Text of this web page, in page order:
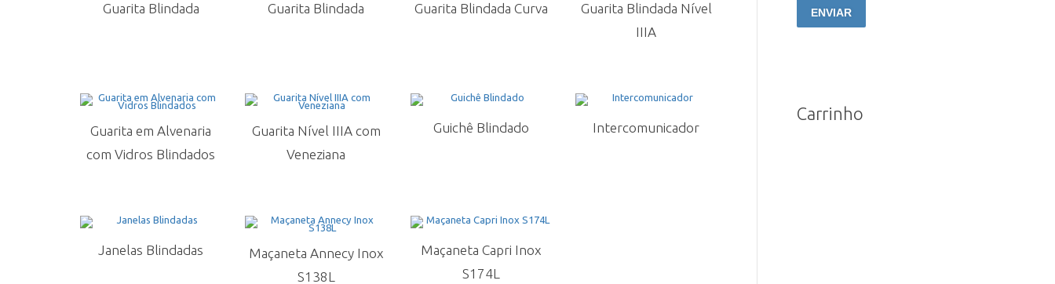
Guarita Blindada Guarita Blindada Guarita Blindada Curva
Guarita Blindada Nível
IIIA
Guarita em Alvenaria
com Vidros Blindados
Guarita Nível IIIA com
Veneziana
Guichê Blindado Intercomunicador
Janelas Blindadas
Maçaneta Annecy Inox
S138L
Maçaneta Capri Inox
S174L
ENVIAR
Carrinho